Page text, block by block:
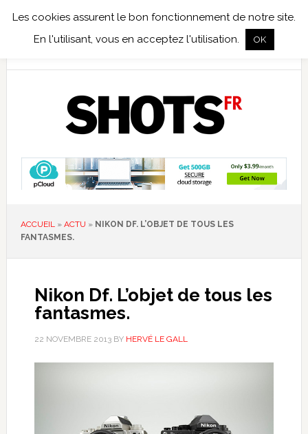
ACCUEIL » ACTU » NIKON DF. L’OBJET DE TOUS LES
FANTASMES.
Nikon Df. L’objet de tous les
fantasmes.
22 NOVEMBRE 2013BY HERVÉ LE GALL
Les cookies assurent le bon fonctionnement de notre site.
En l'utilisant, vous en acceptez l'utilisation.
OK